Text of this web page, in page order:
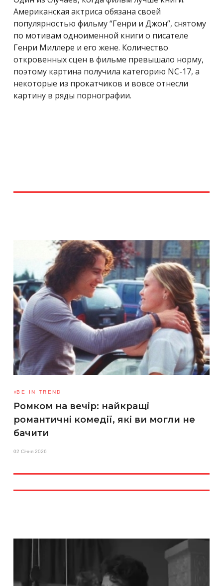
Американская актриса обязана своей
популярностью фильму “Генри и Джон”, снятому
по мотивам одноименной книги о писателе
Генри Миллере и его жене. Количество
откровенных сцен в фильме превышало норму,
поэтому картина получила категорию NC-17, а
некоторые из прокатчиков и вовсе отнесли
картину в ряды порнографии.
BE IN TREND
Ромком на вечір: найкращі
романтичні комедії, які ви могли не
бачити
02 Січня 2026